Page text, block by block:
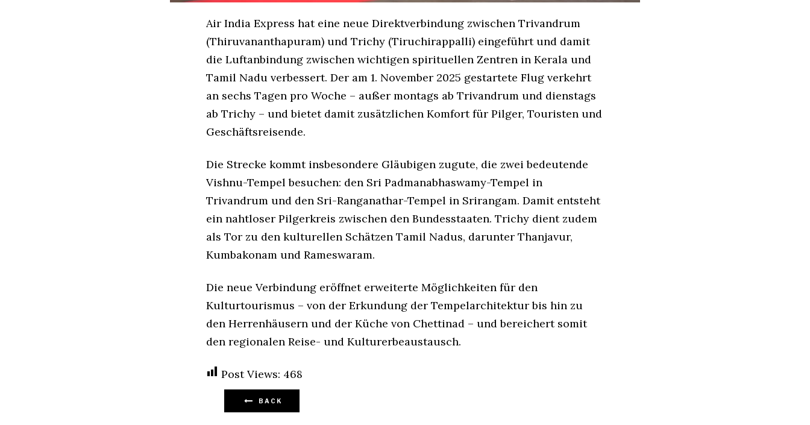
Air India Express hat eine neue Direktverbindung zwischen Trivandrum
(Thiruvananthapuram) und Trichy (Tiruchirappalli) eingeführt und damit
die Luftanbindung zwischen wichtigen spirituellen Zentren in Kerala und
Tamil Nadu verbessert. Der am 1. November 2025 gestartete Flug verkehrt
an sechs Tagen pro Woche – außer montags ab Trivandrum und dienstags
ab Trichy – und bietet damit zusätzlichen Komfort für Pilger, Touristen und
Geschäftsreisende.
Die Strecke kommt insbesondere Gläubigen zugute, die zwei bedeutende
Vishnu-Tempel besuchen: den Sri Padmanabhaswamy-Tempel in
Trivandrum und den Sri-Ranganathar-Tempel in Srirangam. Damit entsteht
ein nahtloser Pilgerkreis zwischen den Bundesstaaten. Trichy dient zudem
als Tor zu den kulturellen Schätzen Tamil Nadus, darunter Thanjavur,
Kumbakonam und Rameswaram.
Die neue Verbindung eröffnet erweiterte Möglichkeiten für den
Kulturtourismus – von der Erkundung der Tempelarchitektur bis hin zu
den Herrenhäusern und der Küche von Chettinad – und bereichert somit
den regionalen Reise- und Kulturerbeaustausch.
Post Views: 468
BACK